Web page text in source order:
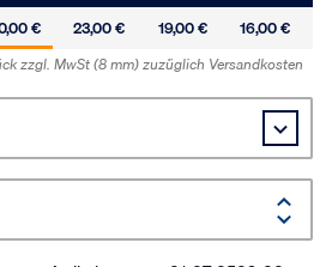
€ 23,00 € 19,00 € 16,00 €
zzgl. MwSt(8 mm)zuzüglich Versandkosten